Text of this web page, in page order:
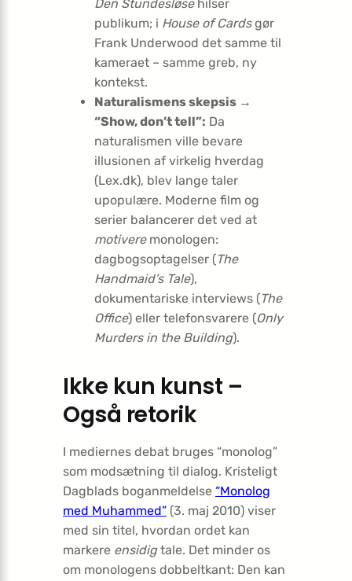
Den Stundesløsehilser
publikum; i House of Cardsgør
Frank Underwood det samme til
kameraet – samme greb, ny
kontekst.
Naturalismens skepsis →
“Show, don’t tell”: Da
naturalismen ville bevare
illusionen af virkelig hverdag
(Lex.dk), blev lange taler
upopulære. Moderne film og
serier balancerer det ved at
motiveremonologen:
dagbogsoptagelser (The
Handmaid’s Tale),
dokumentariske interviews (The
Office) eller telefonsvarere (Only
Murders in the Building).
Ikke kun kunst –
Også retorik
I mediernes debat bruges “monolog”
som modsætning til dialog. Kristeligt
Dagblads boganmeldelse “Monolog
med Muhammed” (3. maj 2010) viser
med sin titel, hvordan ordet kan
markere ensidigtale. Det minder os
om monologens dobbeltkant: Den kan